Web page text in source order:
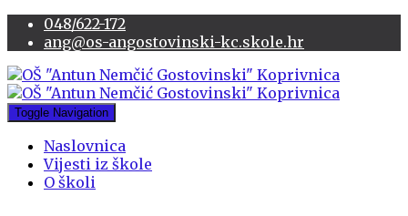
048/622-172
ang@os-angostovinski-kc.skole.hr
Toggle Navigation
Naslovnica
Vijesti iz škole
O školi